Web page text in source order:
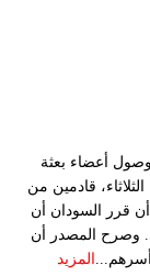
أعضاء بعثة
قادمين من
قرر السودان أن
وصرح المصدر أن
المزيد